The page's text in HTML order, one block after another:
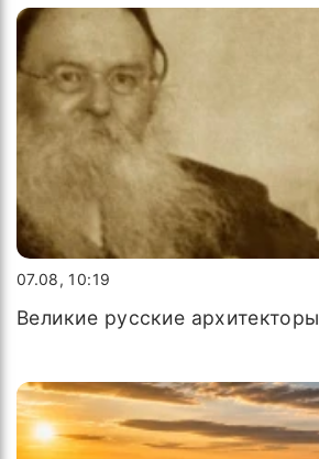
07.08, 10:19
Великие русские архитекторы